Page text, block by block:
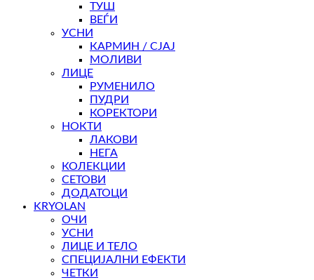
ТУШ
ВЕЃИ
УСНИ
КАРМИН / СЈАЈ
МОЛИВИ
ЛИЦЕ
РУМЕНИЛО
ПУДРИ
КОРЕКТОРИ
НОКТИ
ЛАКОВИ
НЕГА
КОЛЕКЦИИ
СЕТОВИ
ДОДАТОЦИ
KRYOLAN
ОЧИ
УСНИ
ЛИЦЕ И ТЕЛО
СПЕЦИЈАЛНИ ЕФЕКТИ
ЧЕТКИ